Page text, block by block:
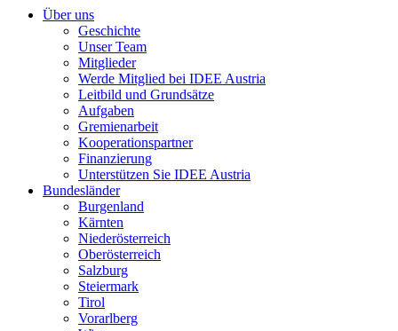
Über uns
Geschichte
Unser Team
Mitglieder
Werde Mitglied bei IDEE Austria
Leitbild und Grundsätze
Aufgaben
Gremienarbeit
Kooperationspartner
Finanzierung
Unterstützen Sie IDEE Austria
Bundesländer
Burgenland
Kärnten
Niederösterreich
Oberösterreich
Salzburg
Steiermark
Tirol
Vorarlberg